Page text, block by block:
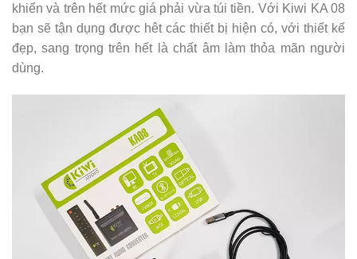
khiển và trên hết mức giá phải vừa túi tiền. Với Kiwi KA 08
bạn sẽ tận dụng được hêt các thiết bị hiện có, với thiết kế
đẹp, sang trọng trên hết là chất âm làm thỏa mãn người
dùng.